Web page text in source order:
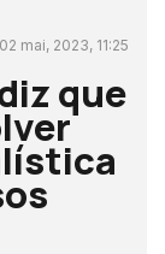
02 mai, 2023, 11:25
que